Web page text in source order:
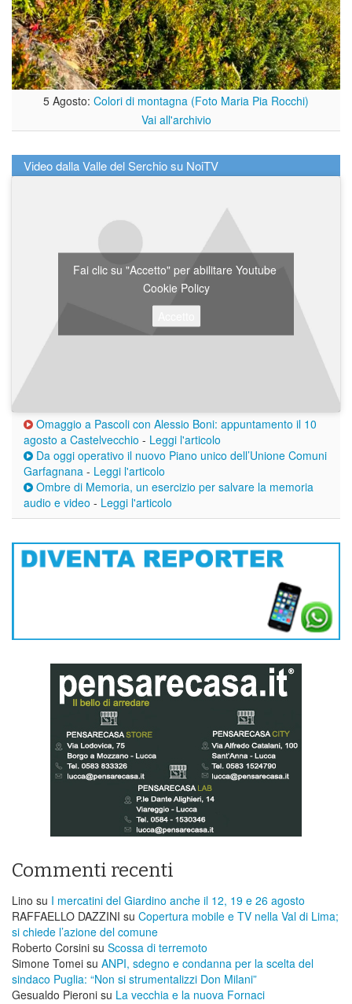
5 Agosto: Colori di montagna (Foto Maria Pia Rocchi)
Vai all'archivio
Video dalla Valle del Serchio su NoiTV
Fai clic su "Accetto" per abilitare Youtube
Cookie Policy
Omaggio a Pascoli con Alessio Boni: appuntamento il 10
agosto a Castelvecchio - Leggi l'articolo
Da oggi operativo il nuovo Piano unico dell’Unione Comuni
Garfagnana - Leggi l'articolo
Ombre di Memoria, un esercizio per salvare la memoria
audio e video - Leggi l'articolo
Commenti recenti
Lino su I mercatini del Giardino anche il 12, 19 e 26 agosto
RAFFAELLO DAZZINI su ​Copertura mobile e TV nella Val di Lima;
si chiede l’azione del comune
Roberto Corsini su Scossa di terremoto
Simone Tomei su ANPI, sdegno e condanna per la scelta del
sindaco Puglia: “Non si strumentalizzi Don Milani”
Gesualdo Pieroni su La vecchia e la nuova Fornaci